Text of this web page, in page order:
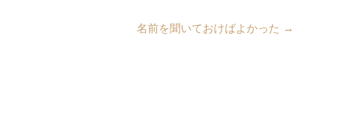
名前を聞いておけばよかった →